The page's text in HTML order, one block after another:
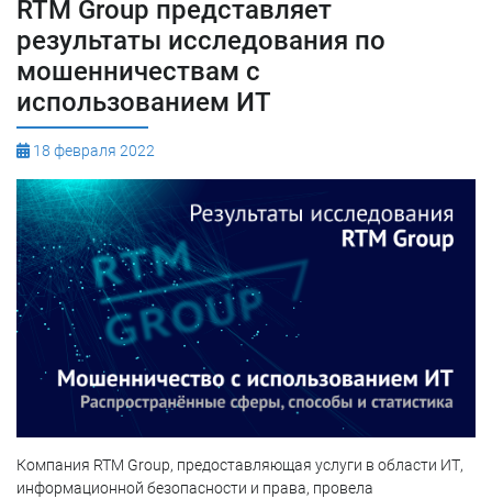
RTM Group представляет
результаты исследования по
мошенничествам с
использованием ИТ
18 февраля 2022
Компания RTM Group, предоставляющая услуги в области ИТ,
информационной безопасности и права, провела